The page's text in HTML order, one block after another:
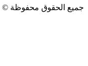
جميع الحقوق محفوظة ©